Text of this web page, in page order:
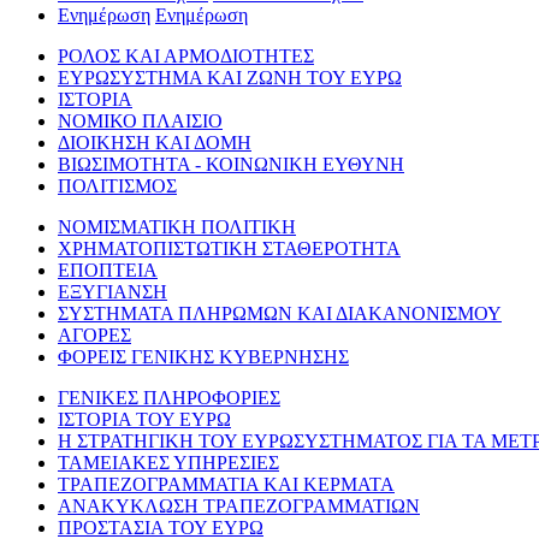
Ενημέρωση Ενημέρωση
ΡΟΛΟΣ ΚΑΙ ΑΡΜΟΔΙΟΤΗΤΕΣ
ΕΥΡΩΣΥΣΤΗΜΑ ΚΑΙ ΖΩΝΗ ΤΟΥ ΕΥΡΩ
ΙΣΤΟΡΙΑ
ΝΟΜΙΚΟ ΠΛΑΙΣΙΟ
ΔΙΟΙΚΗΣΗ ΚΑΙ ΔΟΜΗ
ΒΙΩΣΙΜΟΤΗΤΑ - ΚΟΙΝΩΝΙΚΗ ΕΥΘΥΝΗ
ΠΟΛΙΤΙΣΜΟΣ
ΝΟΜΙΣΜΑΤΙΚΗ ΠΟΛΙΤΙΚΗ
ΧΡΗΜΑΤΟΠΙΣΤΩΤΙΚΗ ΣΤΑΘΕΡΟΤΗΤΑ
ΕΠΟΠΤΕΙΑ
ΕΞΥΓΙΑΝΣΗ
ΣΥΣΤΗΜΑΤΑ ΠΛΗΡΩΜΩΝ ΚΑΙ ΔΙΑΚΑΝΟΝΙΣΜΟΥ
ΑΓΟΡΕΣ
ΦΟΡΕΙΣ ΓΕΝΙΚΗΣ ΚΥΒΕΡΝΗΣΗΣ
ΓΕΝΙΚΕΣ ΠΛΗΡΟΦΟΡΙΕΣ
ΙΣΤΟΡΙΑ ΤΟΥ ΕΥΡΩ
Η ΣΤΡΑΤΗΓΙΚΗ ΤΟΥ ΕΥΡΩΣΥΣΤΗΜΑΤΟΣ ΓΙΑ ΤΑ
ΤΑΜΕΙΑΚΕΣ ΥΠΗΡΕΣΙΕΣ
ΤΡΑΠΕΖΟΓΡΑΜΜΑΤΙΑ ΚΑΙ ΚΕΡΜΑΤΑ
ΑΝΑΚΥΚΛΩΣΗ ΤΡΑΠΕΖΟΓΡΑΜΜΑΤΙΩΝ
ΠΡΟΣΤΑΣΙΑ ΤΟΥ ΕΥΡΩ